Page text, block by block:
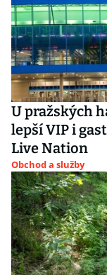
U pražských
lepší VIP i
Live Nation
Obchod a služby